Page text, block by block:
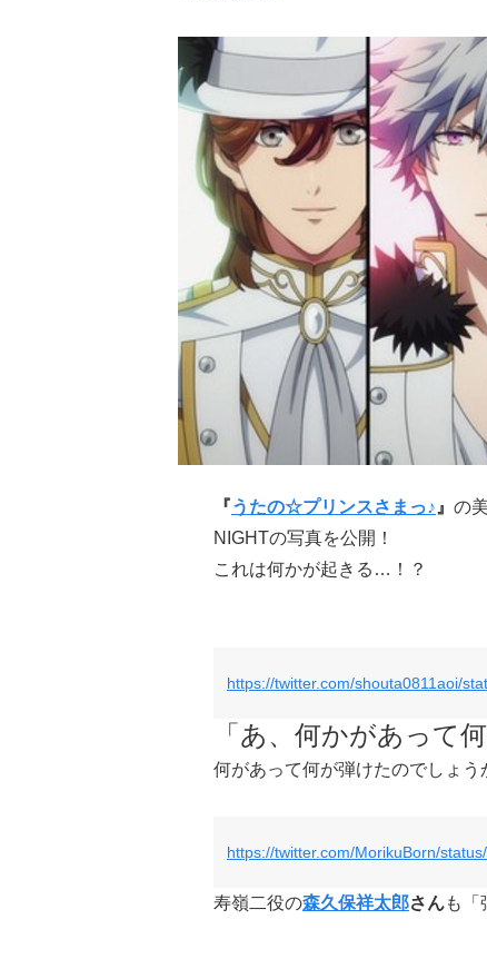
『うたの☆プリンスさまっ♪ 』 の
NIGHTの写真を公開！
これは何かが起きる…！？
https://twitter.com/shouta0811aoi/
「あ、何かがあって
何があって何が弾けたのでしょう
https://twitter.com/MorikuBorn/
寿嶺二役の森久保祥太郎さんも「